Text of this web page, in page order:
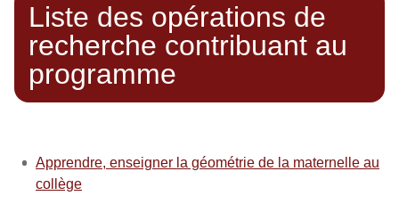
Liste des opérations de
recherche contribuant au
programme
Apprendre, enseigner la géométrie de la maternelle au
collège